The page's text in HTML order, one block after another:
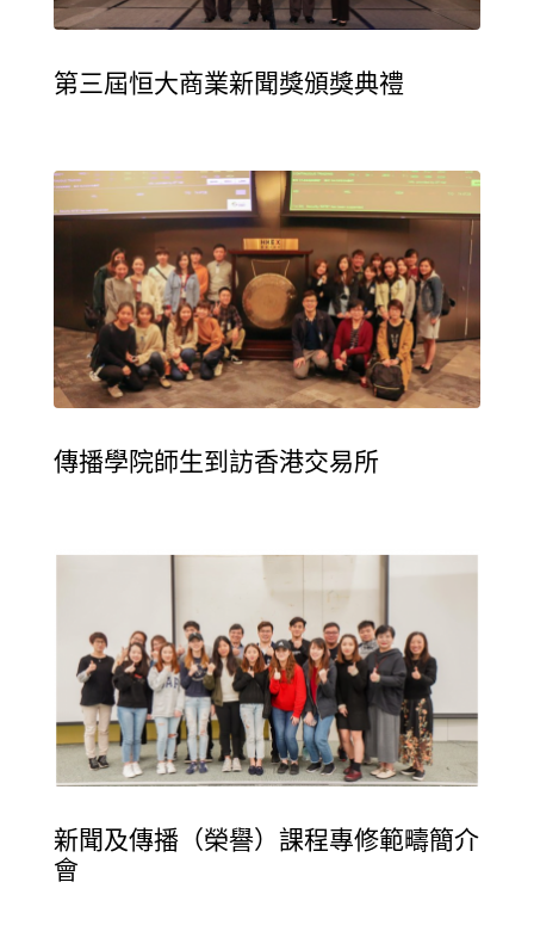
第三屆恒大商業新聞獎頒獎典禮
傳播學院師生到訪香港交易所
新聞及傳播（榮譽）課程專修範疇簡介
會